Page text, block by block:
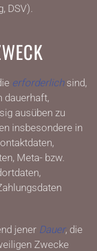
DSV).
erforderlichsind,
dauerhaft,
ausüben zu
insbesondere in
Meta- bzw.
jener Dauer, die
Zwecke